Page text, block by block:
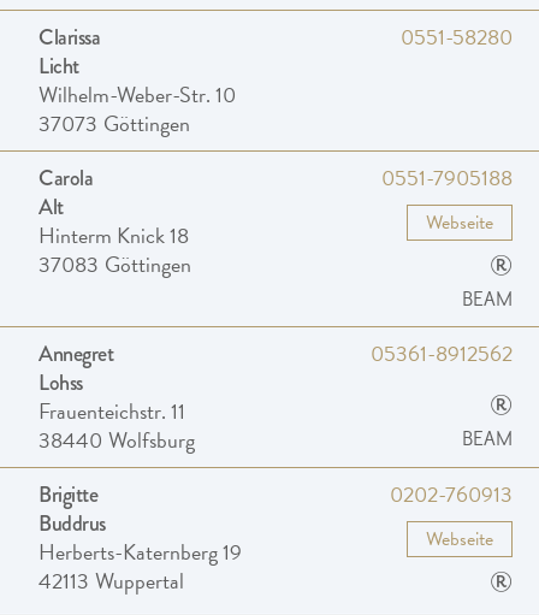
Clarissa
Licht
Wilhelm-Weber-Str. 10
37073 Göttingen
0551-58280
Carola
Alt
Hinterm Knick 18
37083 Göttingen
0551-7905188
Webseite
®
BEAM
Annegret
Lohss
Frauenteichstr. 11
38440 Wolfsburg
05361-8912562
®
BEAM
Brigitte
Buddrus
Herberts-Katernberg 19
42113 Wuppertal
0202-760913
Webseite
®